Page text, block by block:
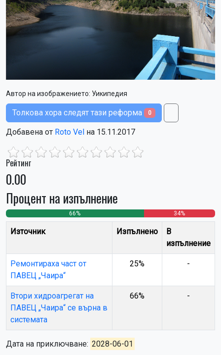
Автор на изображението: Уикипедия
Толкова хора следят тази реформа 0
Добавена от Roto Vel на 15.11.2017
Рейтинг
0.00
Процент на изпълнение
66% 34%
Източник Изпълнено
В
изпълнение
Ремонтираха част от
ПАВЕЦ „Чаира“
25% -
Втори хидроагрегат на
ПАВЕЦ „Чаира“ се върна в
системата
66% -
Дата на приключване: 2028-06-01